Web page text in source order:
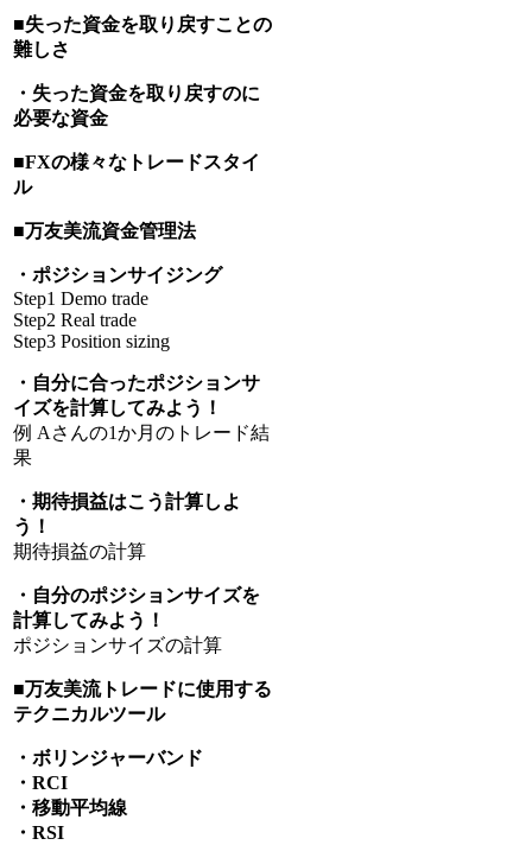
■失った資金を取り戻すことの
難しさ
・失った資金を取り戻すのに
必要な資金
■FXの様々なトレードスタイ
ル
■万友美流資金管理法
・ポジションサイジング
Step1 Demo trade
Step2 Real trade
Step3 Position sizing
・自分に合ったポジションサ
イズを計算してみよう！
例 Aさんの1か月のトレード結
果
・期待損益はこう計算しよ
う！
期待損益の計算
・自分のポジションサイズを
計算してみよう！
ポジションサイズの計算
■万友美流トレードに使用する
テクニカルツール
・ボリンジャーバンド
・RCI
・移動平均線
・RSI